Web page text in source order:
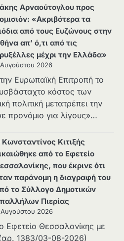
Αρναούτογλου προς
«Ακριβότερα τα
από τους Ευζώνους στην
απ’ ό,τι από τις
μέχρι την Ελλάδα»
2026
Ευρωπαϊκή Επιτροπή το
κόστος των
πολιτική μετατρέπει την
προνόμιο για λίγους»…
Κιτιξής
από το Εφετείο
που έκρινε ότι
παράνομη η διαγραφή του
το Σύλλογο Δημοτικών
Πιερίας
2026
Εφετείο Θεσσαλονίκης με
1383/03-08-2026)